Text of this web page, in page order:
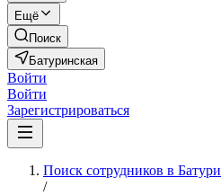
Ещё
Поиск
Батуринская
Войти
Войти
Зарегистрироваться
Поиск сотрудников в
/